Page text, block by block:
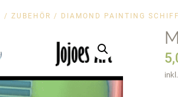
/ ZUBEHÖR / DIAMOND PAINTING